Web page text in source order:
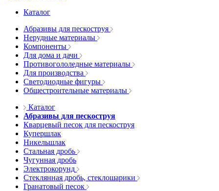
Каталог
Абразивы для пескоструя
Нерудные материалы
Компоненты
Для дома и дачи
Противогололедные материалы
Для производства
Светодиодные фигуры
Общестроительные материалы
Каталог
Абразивы для пескоструя
Кварцевый песок для пескоструя
Купершлак
Никельшлак
Стальная дробь
Чугунная дробь
Электрокорунд
Стеклянная дробь, стеклошарики
Гранатовый песок